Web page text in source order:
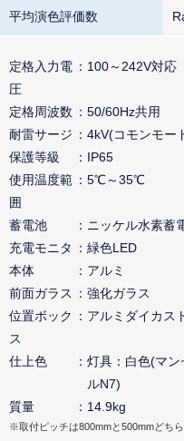
平均演色評価数
定格入力電
圧
100～242V対応
定格周波数
50/60Hz共用
耐雷サージ
4kV(コモンモー
保護等級
IP65
使用温度範
囲
5℃～35℃
蓄電池
ニッケル水素蓄
充電モニタ
緑色LED
本体
アルミ
前面ガラス
強化ガラス
位置ボック
ス
アルミダイカス
仕上色
灯具：白色(マ
ルN7)
質量
14.9kg
※取付ピッチは800mmと500mmどちら